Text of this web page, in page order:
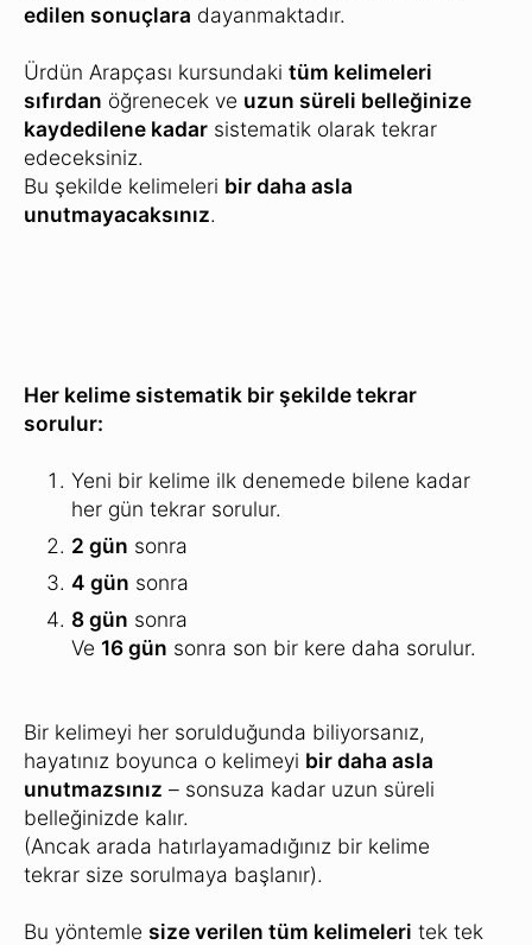
edilen sonuçlara dayanmaktadır.
Ürdün Arapçası kursundaki tüm kelimeleri
sıfırdan öğrenecek ve uzun süreli belleğinize
kaydedilene kadar sistematik olarak tekrar
edeceksiniz.
Bu şekilde kelimeleri bir daha asla
unutmayacaksınız.
Her kelime sistematik bir şekilde tekrar
sorulur:
Yeni bir kelime ilk denemede bilene kadar
her gün tekrar sorulur.
2 gün sonra
4 gün sonra
8 gün sonra
Ve 16 gün sonra son bir kere daha sorulur.
Bir kelimeyi her sorulduğunda biliyorsanız,
hayatınız boyunca o kelimeyi bir daha asla
unutmazsınız – sonsuza kadar uzun süreli
belleğinizde kalır.
(Ancak arada hatırlayamadığınız bir kelime
tekrar size sorulmaya başlanır).
Bu yöntemle size verilen tüm kelimeleri tek tek